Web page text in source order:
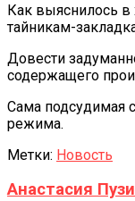
Как выяснилось в
тайникам-
Довести
содержащего
Сама подсудимая
режима.
Метки: Новость
Анастасия